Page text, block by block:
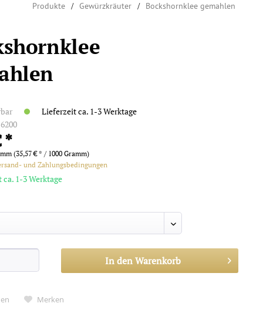
Produkte Gewürzkräuter Bockshornklee gemahlen
Lieferzeit ca. 1-3 Werktage
6200
*
(35,57 € * / 1000 Gramm)
und Zahlungsbedingungen
1-3 Werktage
In denWarenkorb
Merken